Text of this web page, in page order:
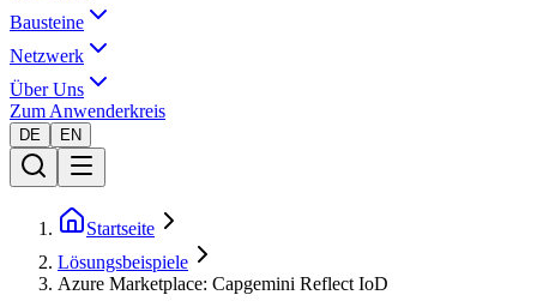
Bausteine
Netzwerk
Über Uns
Zum Anwenderkreis
DE EN
Startseite
Lösungsbeispiele
Azure Marketplace: Capgemini Reflect IoD